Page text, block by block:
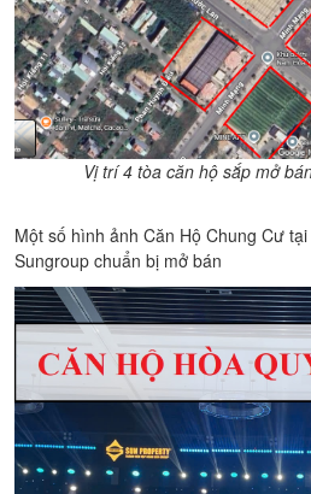
Vị trí 4 tòa căn hộ sắp mở
Một số hình ảnh Căn Hộ Chung Cư
Sungroup chuẩn bị mở bán